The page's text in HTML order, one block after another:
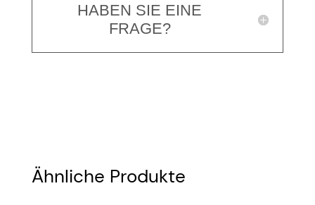
HABEN SIE EINE
FRAGE?
Ähnliche Produkte